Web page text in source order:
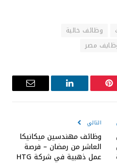
وظائف خالية
مصر
بينتيريست لينكدإن
البريد
التالي
وظائف مهندسين ميكانيكا
العاشر من رمضان – فرصة
عمل ذهبية في شركة HTG